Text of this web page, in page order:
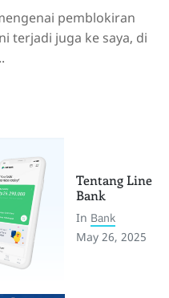
pemblokiran
terjadi juga ke saya, di
Tentang Line
Bank
In Bank
May 26, 2025